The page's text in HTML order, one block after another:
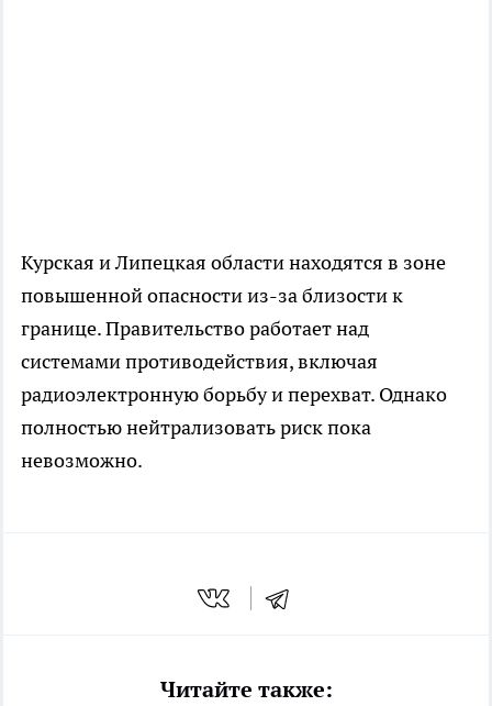
Курская и Липецкая области находятся в зоне
повышенной опасности из-за близости к
границе. Правительство работает над
системами противодействия, включая
радиоэлектронную борьбу и перехват. Однако
полностью нейтрализовать риск пока
невозможно.
Читайте также: